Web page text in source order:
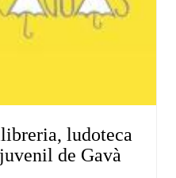
ludoteca
de Gavà